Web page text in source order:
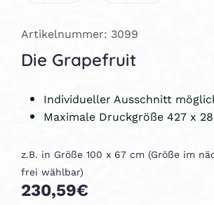
Artikelnummer: 3099
Die Grapefruit
Individueller Ausschnitt
Maximale Druckgröße 427 x
z.B. in Größe 100 x 67 cm (Größe im
frei wählbar)
230,59€